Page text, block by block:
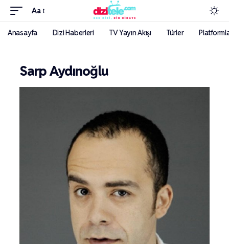
Aa
Anasayfa Dizi Haberleri TV Yayın Akışı Türler
Sarp Aydınoğlu